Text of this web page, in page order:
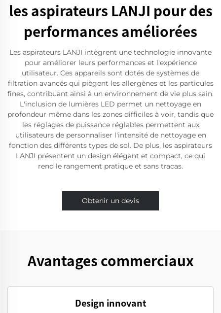
les aspirateurs LANJI pour des
performances améliorées
Les aspirateurs LANJI intègrent une technologie innovante
pour améliorer leurs performances et l'expérience
utilisateur. Ces appareils sont dotés de systèmes de
filtration avancés qui piègent les allergènes et les particules
fines, contribuant ainsi à un environnement de vie plus sain.
L'inclusion de lumières LED permet un nettoyage en
profondeur même dans les zones difficiles à voir, tandis que
les réglages de puissance réglables permettent aux
utilisateurs de personnaliser l'intensité de nettoyage en
fonction des différents types de sol. De plus, les aspirateurs
LANJI présentent un design élégant et compact, ce qui
rend le rangement pratique et sans tracas.
Obtenir un devis
Avantages commerciaux
Design innovant